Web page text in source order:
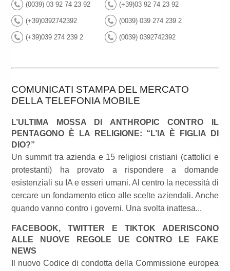
(0039) 03 92 74 23 92 (+39)03 92 74 23 92
(+39)0392742392 (0039) 039 274 239 2
(+39)039 274 239 2 (0039) 0392742392
COMUNICATI STAMPA DEL MERCATO
DELLA TELEFONIA MOBILE
L’ULTIMA MOSSA DI ANTHROPIC CONTRO IL
PENTAGONO È LA RELIGIONE: “L’IA È FIGLIA DI
DIO?”
Un summit tra azienda e 15 religiosi cristiani (cattolici e
protestanti) ha provato a rispondere a domande
esistenziali su IA e esseri umani. Al centro la necessità di
cercare un fondamento etico alle scelte aziendali. Anche
quando vanno contro i governi. Una svolta inattesa...
FACEBOOK, TWITTER E TIKTOK ADERISCONO
ALLE NUOVE REGOLE UE CONTRO LE FAKE
NEWS
Il nuovo Codice di condotta della Commissione europea